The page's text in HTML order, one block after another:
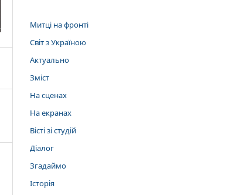
Митці на фронті
Світ з Україною
Актуально
Зміст
На сценах
На екранах
Вісті зі студій
Діалог
Згадаймо
Історія